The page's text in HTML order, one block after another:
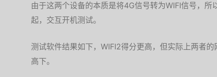
由于这两个设备的本质是将4G信号转为WIFI信号，
起，交互开机测试。
测试软件结果如下，WIFI2得分更高，但实际上两者
高下。